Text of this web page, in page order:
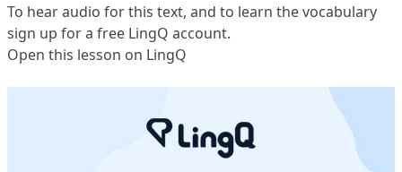
To hear audio for this text, and to learn the vocabulary
sign up for a free LingQ account.
Open this lesson on LingQ